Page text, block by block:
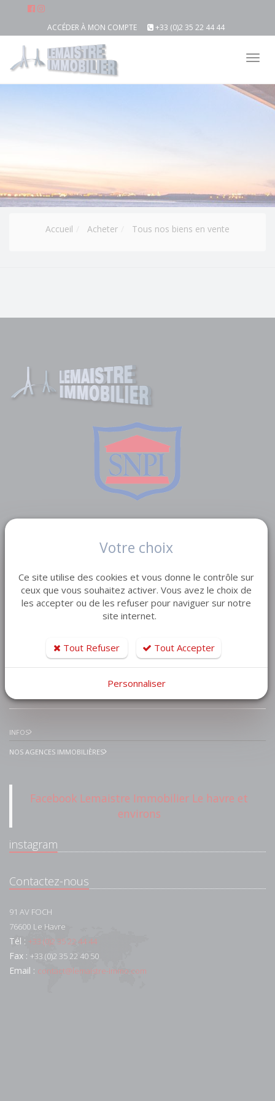
ACCÉDER À MON COMPTE +33 (0)2 35 22 44 44
Accueil Acheter Tous nos biens en vente
VENTE TERRAIN
VENTE IMMEUBLE
INFOS
NOS AGENCES IMMOBILIÈRES
Facebook Lemaistre Immobilier Le havre et
environs
instagram
Contactez-nous
91 AV FOCH
76600 Le Havre
Tél : +33 (0)2 35 22 44 44
Fax : +33 (0)2 35 22 40 50
Email : contact@lemaistre-immo.com
Votre choix
Ce site utilise des cookies et vous donne le contrôle sur
ceux que vous souhaitez activer. Vous avez le choix de
les accepter ou de les refuser pour naviguer sur notre
site internet.
Tout Refuser Tout Accepter
Personnaliser